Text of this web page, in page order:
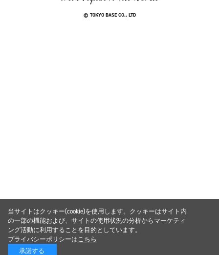
© TOKYO BASE CO., LTD
当サイトはクッキー(cookie)を使用します。クッキーはサイト内
の一部の機能および、サイトの使用状況の分析からマーケティ
ング活動に利用することを目的としています。
プライバシーポリシーはこちら
承諾する